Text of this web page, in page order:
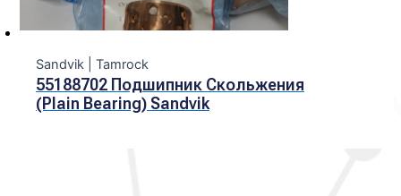
Sandvik | Tamroсk
55188702 Подшипник Скольжения
(Plain Bearing) Sandvik